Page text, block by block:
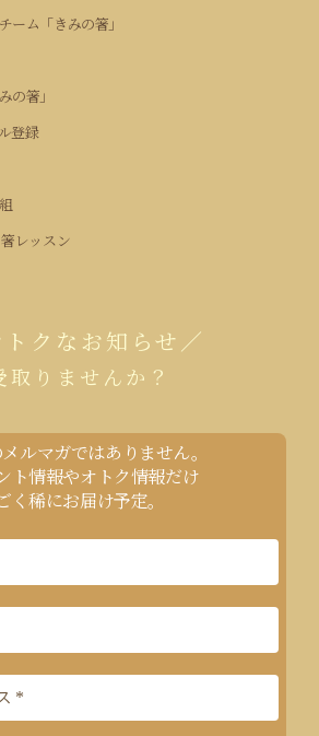
ーム「きみの箸」
の箸」
登録
レッスン
クなお知らせ／
取りませんか？
ルマガではありません。
ト情報やオトク情報だけ
く稀にお届け予定。